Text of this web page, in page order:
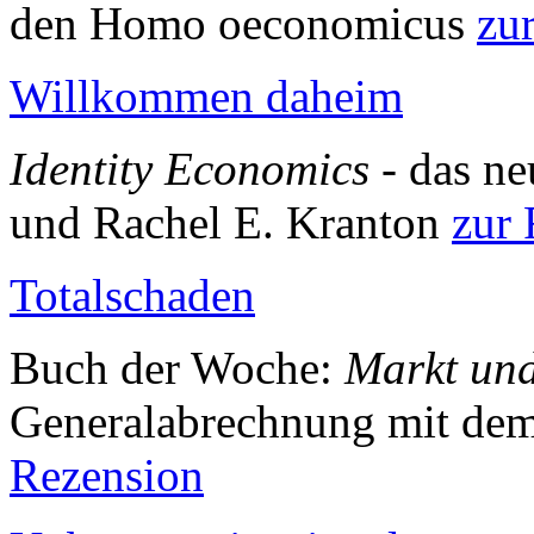
den Homo oeconomicus
Willkommen daheim
Identity Economics - das
und Rachel E. Kranton zur
Totalschaden
Buch der Woche: Markt
Generalabrechnung mit
Rezension